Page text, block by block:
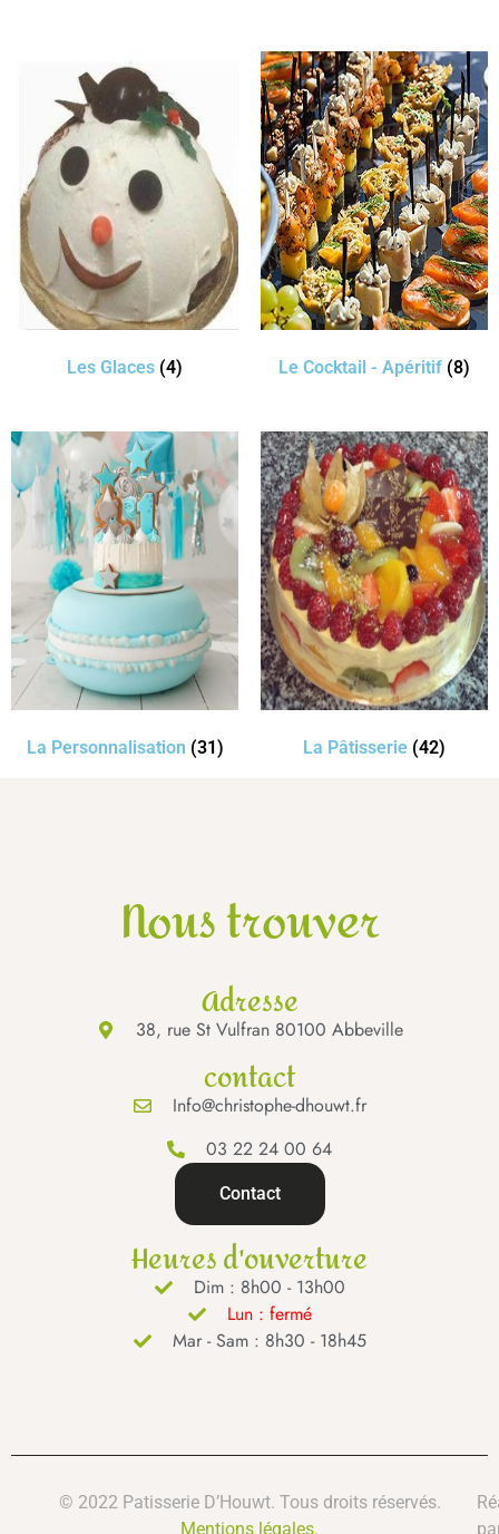
Les Glaces (4) Le Cocktail - Apéritif (8)
La Personnalisation (31) La Pâtisserie (42)
Nous trouver
Adresse
38, rue St Vulfran 80100 Abbeville
contact
Info@christophe-dhouwt.fr
03 22 24 00 64
Contact
Heures d'ouverture
Dim : 8h00 - 13h00
Lun : fermé
Mar - Sam : 8h30 - 18h45
© 2022 Patisserie D’Houwt. Tous droits réservés.
Mentions légales.